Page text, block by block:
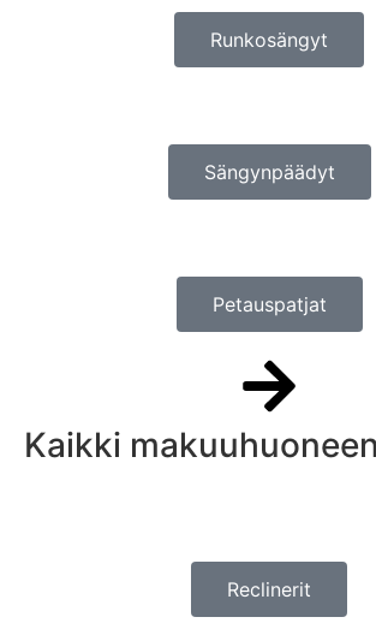
Runkosängyt
Sängynpäädyt
Petauspatjat
Kaikki
Reclinerit